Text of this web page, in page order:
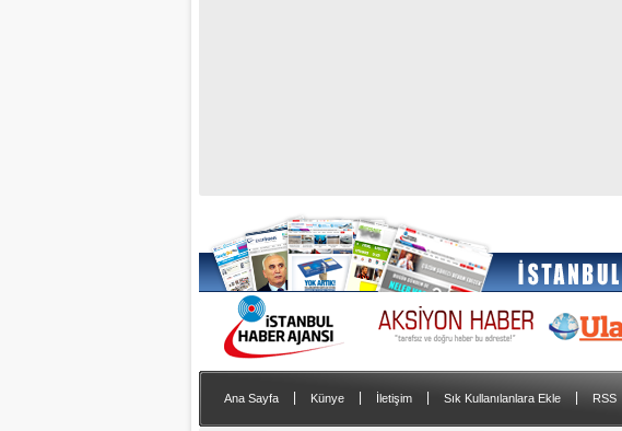
Ana Sayfa Künye İletişim Sık Kullanılanlara Ekle RSS